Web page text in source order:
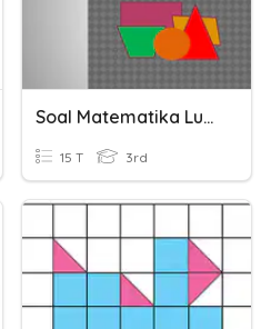
Soal Matematika Luas Dan Keliling
15 T 3rd